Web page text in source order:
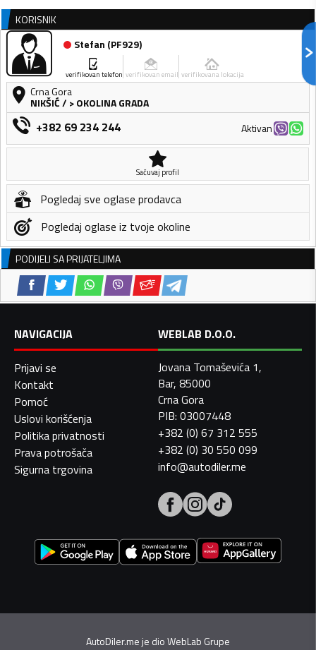
KORISNIK
Stefan (PF929)
verifikovan telefon verifikovan email verifikovana lokacija
Crna Gora
NIKŠIĆ/ > OKOLINA GRADA
+382 69 234 244 Aktivan
Sačuvaj profil
Pogledaj sve oglase prodavca
Pogledaj oglase iz tvoje okoline
PODIJELI SA PRIJATELJIMA
NAVIGACIJA
Prijavi se
Kontakt
Pomoć
Uslovi korišćenja
Politika privatnosti
Prava potrošača
Sigurna trgovina
WEBLAB D.O.O.
Jovana Tomaševića 1,
Bar, 85000
Crna Gora
PIB: 03007448
+382 (0) 67 312 555
+382 (0) 30 550 099
info@autodiler.me
AutoDiler.me je dioWebLab Grupe